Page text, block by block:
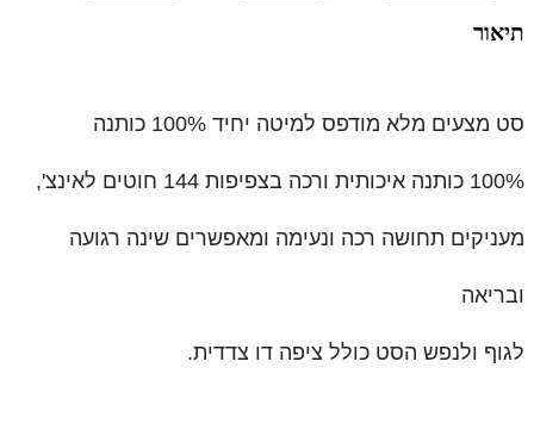
תיאור
סט מצעים מלא מודפס למיטה יחיד 100% כותנה
100% כותנה איכותית ורכה בצפיפות 144 חוטים לאינצ',
מעניקים תחושה רכה ונעימה ומאפשרים שינה רגועה
ובריאה
לגוף ולנפש הסט כולל ציפה דו צדדית.